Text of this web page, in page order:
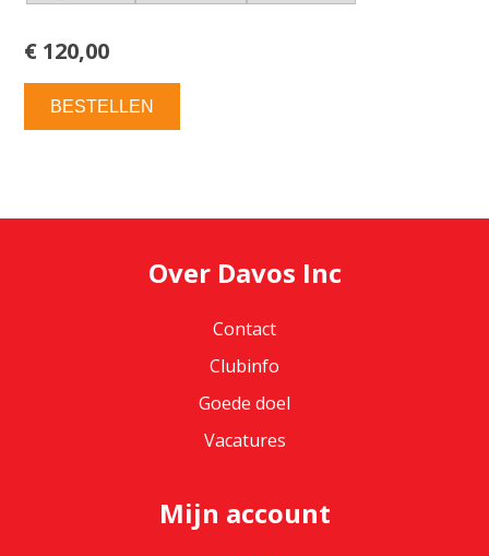
€ 120,00
BESTELLEN
Over Davos Inc
Contact
Clubinfo
Goede doel
Vacatures
Mijn account